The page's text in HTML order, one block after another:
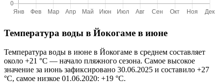
Температура воды в Йокогаме в июне
Температура воды в июне в Йокогаме в среднем составляет
около +21 °C — начало пляжного сезона. Самое высокое
значение за июнь зафиксировано 30.06.2025 и составило +27
°C, самое низкое 01.06.2020: +19 °C.